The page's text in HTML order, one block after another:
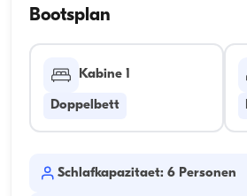
Bootsplan
Kabine 1
Doppelbett
Schlafkapazitaet: 6 Personen